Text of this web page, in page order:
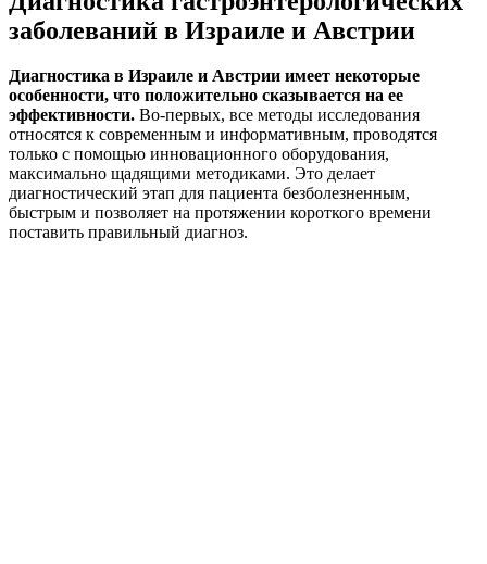
заболеваний в Израиле и Австрии
Диагностика в Израиле и Австрии имеет некоторые
особенности, что положительно сказывается на ее
эффективности. Во-первых, все методы исследования
относятся к современным и информативным, проводятся
только с помощью инновационного оборудования,
максимально щадящими методиками. Это делает
диагностический этап для пациента безболезненным,
быстрым и позволяет на протяжении короткого времени
поставить правильный диагноз.